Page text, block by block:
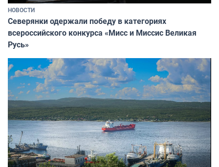
НОВОСТИ
Северянки одержали победу в категориях
всероссийского конкурса «Мисс и Миссис Великая
Русь»